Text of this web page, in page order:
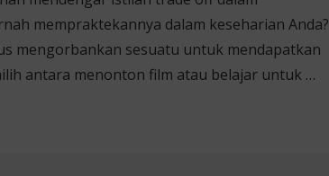
mempraktekannya dalam keseharian Anda?
mengorbankan sesuatu untuk mendapatkan
antara menonton film atau belajar untuk …